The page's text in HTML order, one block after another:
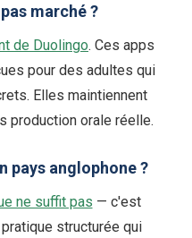
marché ?
de Duolingo. Ces apps
pour des adultes qui
Elles maintiennent
production orale réelle.
pays anglophone ?
ne suffit pas — c'est
structurée qui